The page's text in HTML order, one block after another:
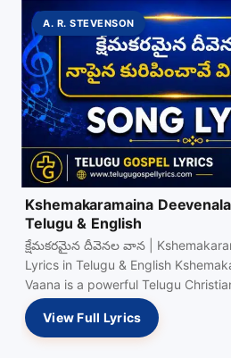
A. R. STEVENSON
Kshemakaramaina
Telugu & English
క్షేమకరమైన దీవెనల వాన |
Lyrics in Telugu & English
Vaana is a powerful Telugu
Full…
View Full Lyrics